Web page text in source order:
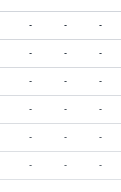
- - -
- - -
- - -
- - -
- - -
- - -